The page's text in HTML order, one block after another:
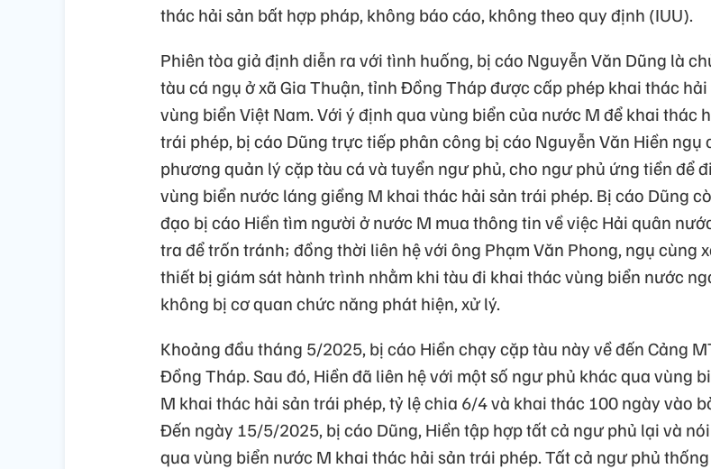
thác hải sản bất hợp pháp, không báo cáo, không theo quy định (IUU).
Phiên tòa giả định diễn ra với tình huống, bị cáo Nguyễn Văn Dũng là
tàu cá ngụ ở xã Gia Thuận, tỉnh Đồng Tháp được cấp phép khai thác hải
vùng biển Việt Nam. Với ý định qua vùng biển của nước M để khai thác
trái phép, bị cáo Dũng trực tiếp phân công bị cáo Nguyễn Văn Hiền ngụ
phương quản lý cặp tàu cá và tuyển ngư phủ, cho ngư phủ ứng tiền để
vùng biển nước láng giềng M khai thác hải sản trái phép. Bị cáo Dũng
đạo bị cáo Hiền tìm người ở nước M mua thông tin về việc Hải quân
tra để trốn tránh; đồng thời liên hệ với ông Phạm Văn Phong, ngụ cùng
thiết bị giám sát hành trình nhằm khi tàu đi khai thác vùng biển nước
không bị cơ quan chức năng phát hiện, xử lý.
Khoảng đầu tháng 5/2025, bị cáo Hiền chạy cặp tàu này về đến Cảng
Đồng Tháp. Sau đó, Hiền đã liên hệ với một số ngư phủ khác qua vùng
M khai thác hải sản trái phép, tỷ lệ chia 6/4 và khai thác 100 ngày vào
Đến ngày 15/5/2025, bị cáo Dũng, Hiền tập hợp tất cả ngư phủ lại và
qua vùng biển nước M khai thác hải sản trái phép. Tất cả ngư phủ